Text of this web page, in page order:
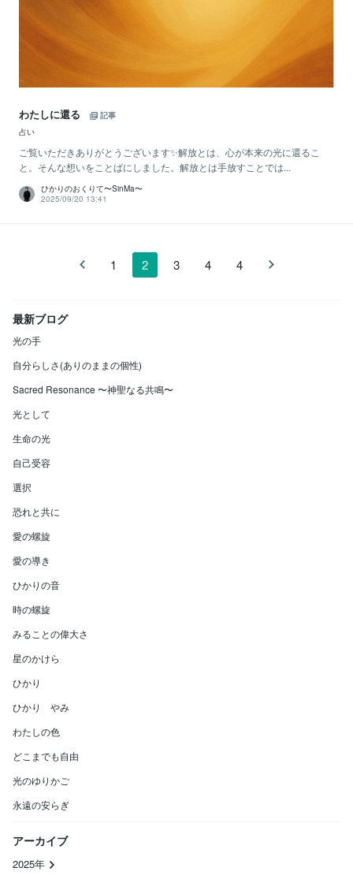
わたしに還る
記事
占い
ご覧いただきありがとうございます✨解放とは、心が本来の光に還るこ
と。そんな想いをことばにしました。解放とは手放すことでは...
ひかりのおくりて〜SinMa〜
2025/09/20 13:41
1 2 3 4 4
最新ブログ
光の手
自分らしさ(ありのままの個性)
Sacred Resonance 〜神聖なる共鳴〜
光として
生命の光
自己受容
選択
恐れと共に
愛の螺旋
愛の導き
ひかりの音
時の螺旋
みることの偉大さ
星のかけら
ひかり
ひかり やみ
わたしの色
どこまでも自由
光のゆりかご
永遠の安らぎ
アーカイブ
2025年